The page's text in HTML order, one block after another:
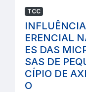
TCC
ERENCIAL
ES DAS
SAS DE
CÍPIO DE
O